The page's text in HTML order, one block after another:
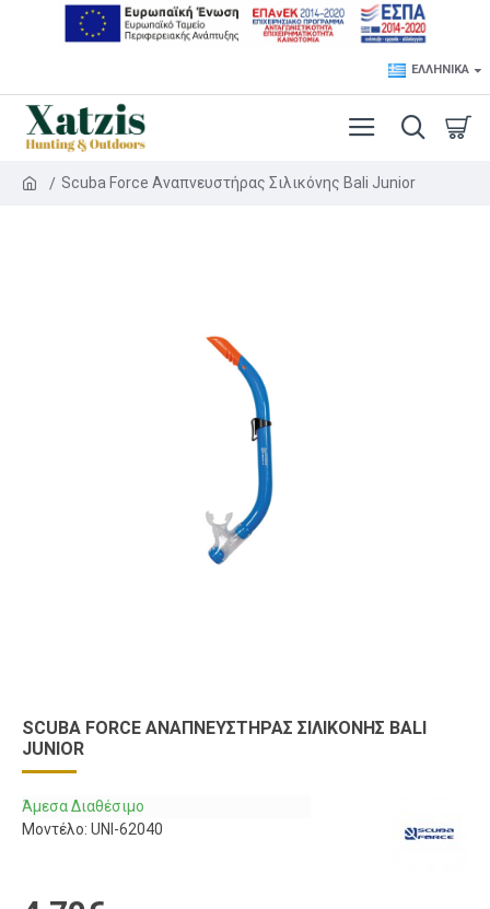
ΕΛΛΗΝΙΚΆ
Scuba Force Αναπνευστήρας Σιλικόνης Bali Junior
SCUBA FORCE ΑΝΑΠΝΕΥΣΤΉΡΑΣ ΣΙΛΙΚΌΝΗΣ BALI
JUNIOR
Άμεσα Διαθέσιμο
Μοντέλο: UNI-62040